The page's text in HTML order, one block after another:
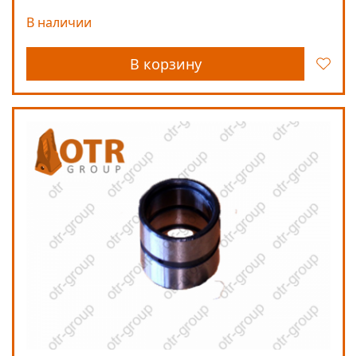
В корзину
В наличии